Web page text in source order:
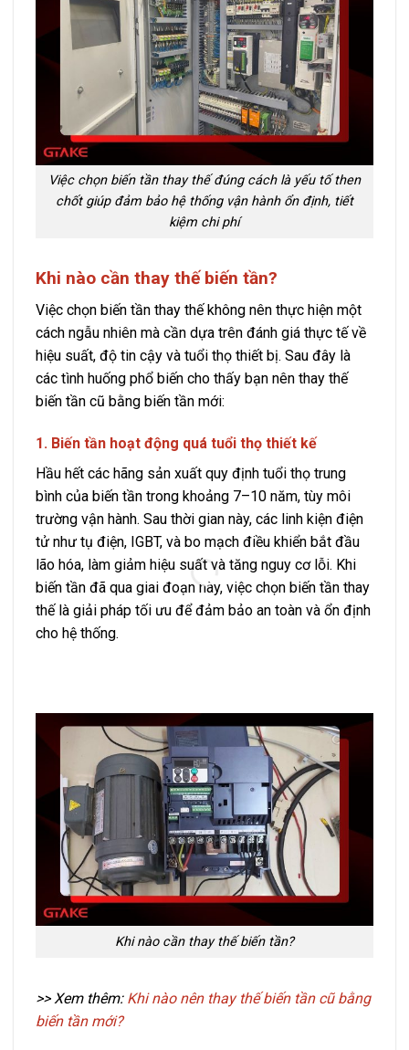
Việc chọn biến tần thay thế đúng cách là yếu tố then
chốt giúp đảm bảo hệ thống vận hành ổn định, tiết
kiệm chi phí
Khi nào cần thay thế biến tần?
Việc chọn biến tần thay thế không nên thực hiện một
cách ngẫu nhiên mà cần dựa trên đánh giá thực tế về
hiệu suất, độ tin cậy và tuổi thọ thiết bị. Sau đây là
các tình huống phổ biến cho thấy bạn nên thay thế
biến tần cũ bằng biến tần mới:
1. Biến tần hoạt động quá tuổi thọ thiết kế
Hầu hết các hãng sản xuất quy định tuổi thọ trung
bình của biến tần trong khoảng 7–10 năm, tùy môi
trường vận hành. Sau thời gian này, các linh kiện điện
tử như tụ điện, IGBT, và bo mạch điều khiển bắt đầu
lão hóa, làm giảm hiệu suất và tăng nguy cơ lỗi. Khi
biến tần đã qua giai đoạn này, việc chọn biến tần thay
thế là giải pháp tối ưu để đảm bảo an toàn và ổn định
cho hệ thống.
Khi nào cần thay thế biến tần?
>> Xem thêm: Khi nào nên thay thế biến tần cũ bằng
biến tần mới?